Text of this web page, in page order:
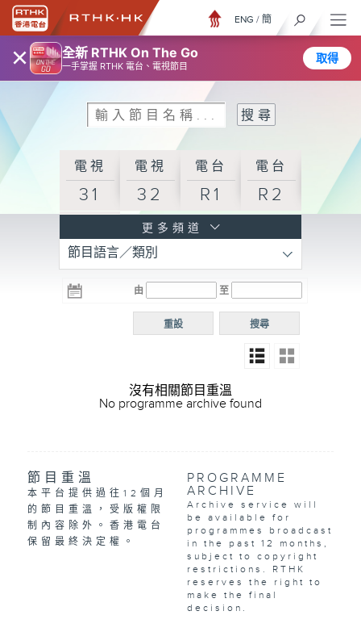
× 全新 RTHK On The Go
一手掌握 RTHK 電台、電視節目
取得
ENG / 簡
電視
31
電視
32
電台
R1
電台
R2
R3
電台 電台
R5
電台
普通
更多頻道
節目語言／類別
由 至
搜尋
重設
沒有相關節目重溫
No programme archive found
節目重溫
本平台提供過往12個月
的節目重溫，受版權限
制內容除外。香港電台
保留最終決定權。
PROGRAMME
ARCHIVE
Archive service will
be available for
programmes broadcast
in the past 12 months,
subject to copyright
restrictions. RTHK
reserves the right to
make the final
decision.